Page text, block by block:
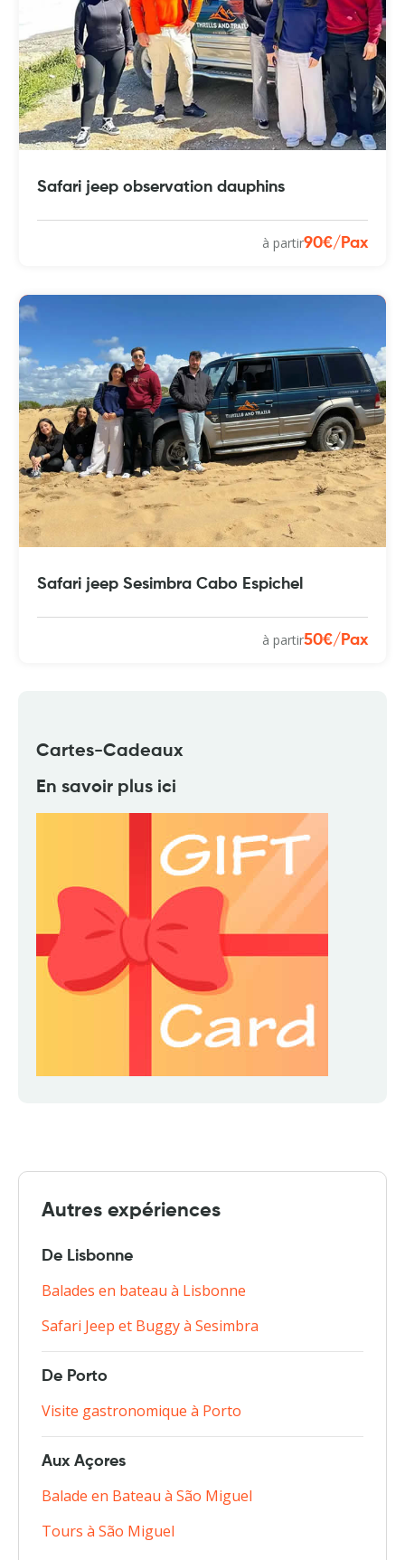
Safari jeep observation dauphins
à partir90€/Pax
Safari jeep Sesimbra Cabo Espichel
à partir50€/Pax
Cartes-Cadeaux
En savoir plus ici
Autres expériences
De Lisbonne
Balades en bateau à Lisbonne
Safari Jeep et Buggy à Sesimbra
De Porto
Visite gastronomique à Porto
Aux Açores
Balade en Bateau à São Miguel
Tours à São Miguel